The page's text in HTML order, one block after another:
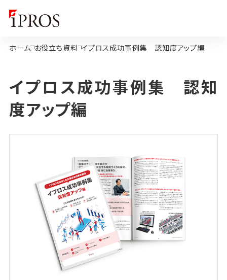
ホーム お役立ち資料 イプロス成功事例集 認知度アップ編
イプロス成功事例集 認知
度アップ編